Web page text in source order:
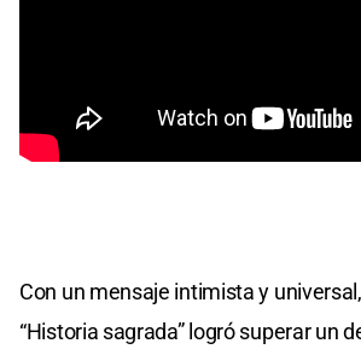
Con un mensaje intimista y
“Historia sagrada” logró superar un